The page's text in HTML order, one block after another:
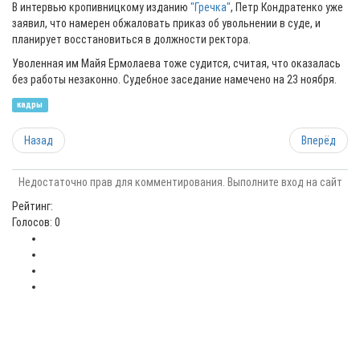
В интервью кропивницкому изданию "Гречка", Петр Кондратенко уже
заявил, что намерен обжаловать приказ об увольнении в суде, и
планирует восстановиться в должности ректора.
Уволенная им Майя Ермолаева тоже судится, считая, что оказалась
без работы незаконно. Судебное заседание намечено на 23 ноября.
кадры
Назад Вперёд
Недостаточно прав для комментирования. Выполните вход на сайт
Рейтинг:
Голосов: 0